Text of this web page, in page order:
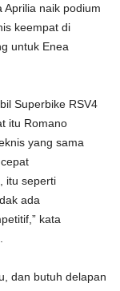
Aprilia naik podium
keempat di
untuk Enea
Superbike RSV4
itu Romano
yang sama
itu seperti
ada
kata
dan butuh delapan